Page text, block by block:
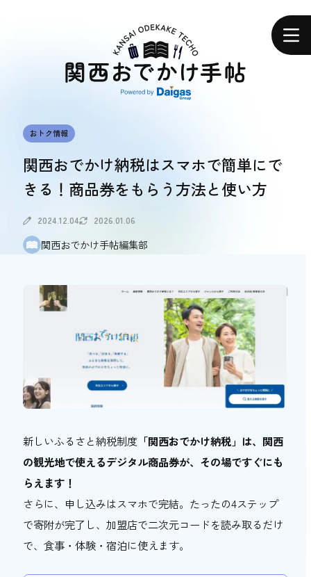
エリアで探す
エリアで探す
食べる
食べる
体験する
おトク情報
おすすめ
おすすめ
お問い合わせ
おトク情報
関西おでかけ納税はスマホで簡単にで
きる！商品券をもらう方法と使い方
2024.12.04 2026.01.06
関西おでかけ手帖編集部
新しいふるさと納税制度 「関西おでかけ納税」は、関西
の観光地で使えるデジタル商品券が、その場ですぐにも
らえます！
さらに、申し込みはスマホで完結。たったの4ステップ
で寄附が完了し、加盟店で二次元コードを読み取るだけ
で、食事・体験・宿泊に使えます。